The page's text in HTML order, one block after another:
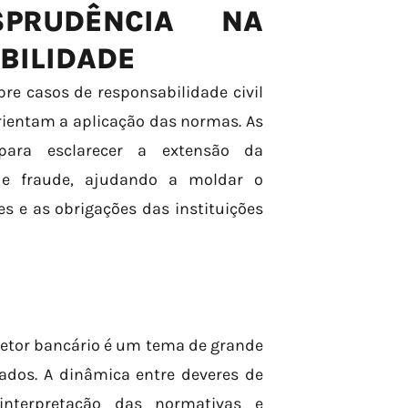
NA
casos de responsabilidade civil
a aplicação das normas. As
esclarecer a extensão da
fraude, ajudando a moldar o
e as obrigações das instituições
bancário é um tema de grande
A dinâmica entre deveres de
das normativas e